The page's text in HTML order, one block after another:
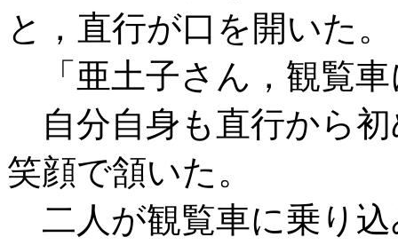
と，直行が口を開いた。
「亜土子さん，観覧
自分自身も直行から
笑顔で頷いた。
二人が観覧車に乗り